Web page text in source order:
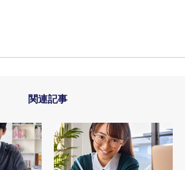
関連記事